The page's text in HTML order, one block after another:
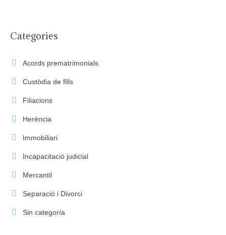
Categories
Acords prematrimonials
Custòdia de fills
Filiacions
Herència
Immobiliari
Incapacitació judicial
Mercantil
Separació i Divorci
Sin categoría